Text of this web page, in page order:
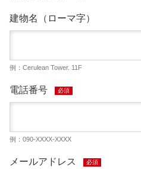
建物名（ローマ字）
例：Cerulean Tower. 11F
電話番号 必須
例：090-XXXX-XXXX
メールアドレス 必須